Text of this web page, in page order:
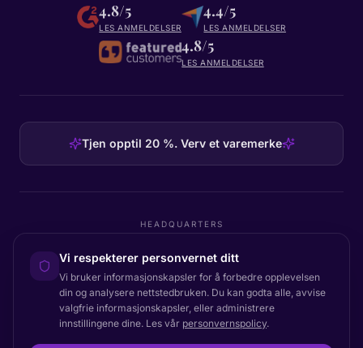
4.8/5
LES ANMELDELSER
4.4/5
LES ANMELDELSER
4.8/5
LES ANMELDELSER
Tjen opptil 20 %. Verv et varemerke
HEADQUARTERS
C/O GRROW, Pilestræde 52A
Vi respekterer personvernet ditt
Vi bruker informasjonskapsler for å forbedre opplevelsen
din og analysere nettstedbruken. Du kan godta alle, avvise
valgfrie informasjonskapsler, eller administrere
innstillingene dine. Les vår personvernspolicy.